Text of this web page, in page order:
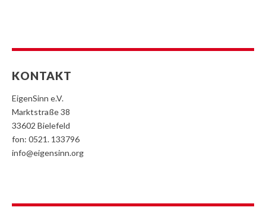
KONTAKT
EigenSinn e.V.
Marktstraße 38
33602 Bielefeld
fon: 0521. 133796
info@eigensinn.org